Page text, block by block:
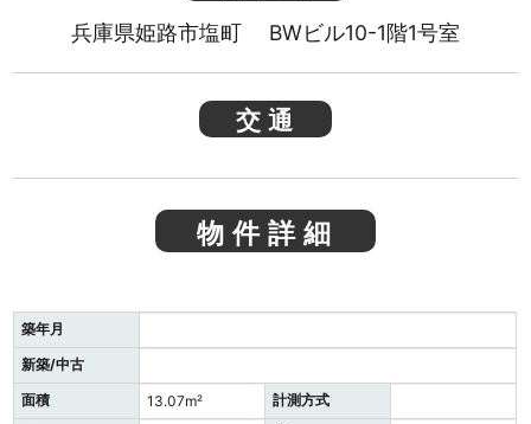
兵庫県姫路市塩町 BWビル10-1階1号室
交通
物件詳細
築年月
新築/中古
面積
13.07m²
計測方式